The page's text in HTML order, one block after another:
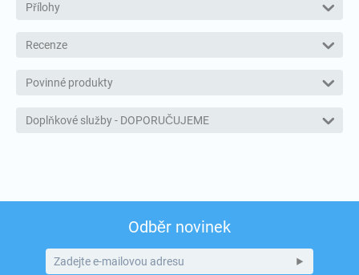
Přílohy
Recenze
Povinné produkty
Doplňkové služby - DOPORUČUJEME
Odběr novinek